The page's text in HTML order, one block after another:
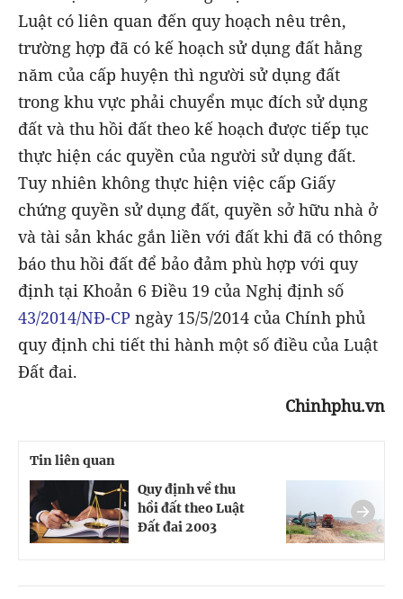
Luật có liên quan đến quy hoạch nêu trên,
trường hợp đã có kế hoạch sử dụng đất hằng
năm của cấp huyện thì người sử dụng đất
trong khu vực phải chuyển mục đích sử dụng
đất và thu hồi đất theo kế hoạch được tiếp tục
thực hiện các quyền của người sử dụng đất.
Tuy nhiên không thực hiện việc cấp Giấy
chứng quyền sử dụng đất, quyền sở hữu nhà ở
và tài sản khác gắn liền với đất khi đã có thông
báo thu hồi đất để bảo đảm phù hợp với quy
định tại Khoản 6 Điều 19 của Nghị định số
43/2014/NĐ-CP ngày 15/5/2014 của Chính phủ
quy định chi tiết thi hành một số điều của Luật
Đất đai.
Chinhphu.vn
Tin liên quan
Quy định về thu
hồi đất theo Luật
Đất đai 2003